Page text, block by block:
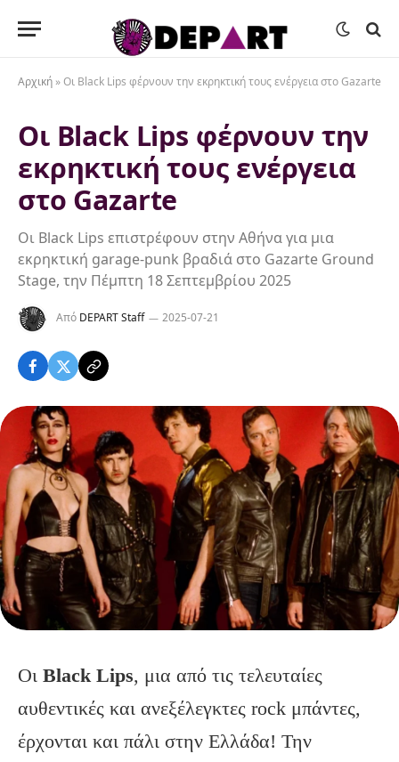
Αρχική »Οι Black Lips φέρνουν την εκρηκτική τους ενέργεια στο Gazarte
Οι Black Lips φέρνουν την
εκρηκτική τους ενέργεια
στο Gazarte
Οι Black Lips επιστρέφουν στην Αθήνα για μια
εκρηκτική garage-punk βραδιά στο Gazarte Ground
Stage, την Πέμπτη 18 Σεπτεμβρίου 2025
Από DEPART Staff 2025-07-21
Οι BlackLips, μια από τις τελευταίες
αυθεντικές και ανεξέλεγκτες rock μπάντες,
έρχονται και πάλι στην Ελλάδα! Την